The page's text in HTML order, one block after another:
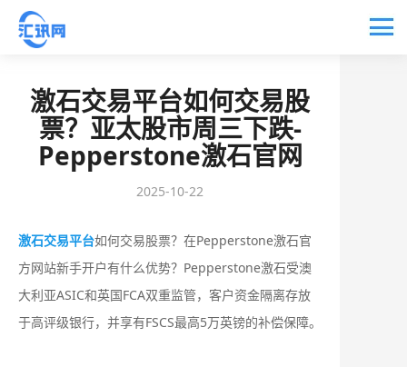
激石交易平台如何交易股
票？亚太股市周三下跌-
Pepperstone激石官网
2025-10-22
激石交易平台如何交易股票？在Pepperstone激石官
方网站新手开户有什么优势？‌Pepperstone激石受澳
大利亚ASIC和英国FCA双重监管，客户资金隔离存放
于高评级银行，并享有FSCS最高5万英镑的补偿保障‌。